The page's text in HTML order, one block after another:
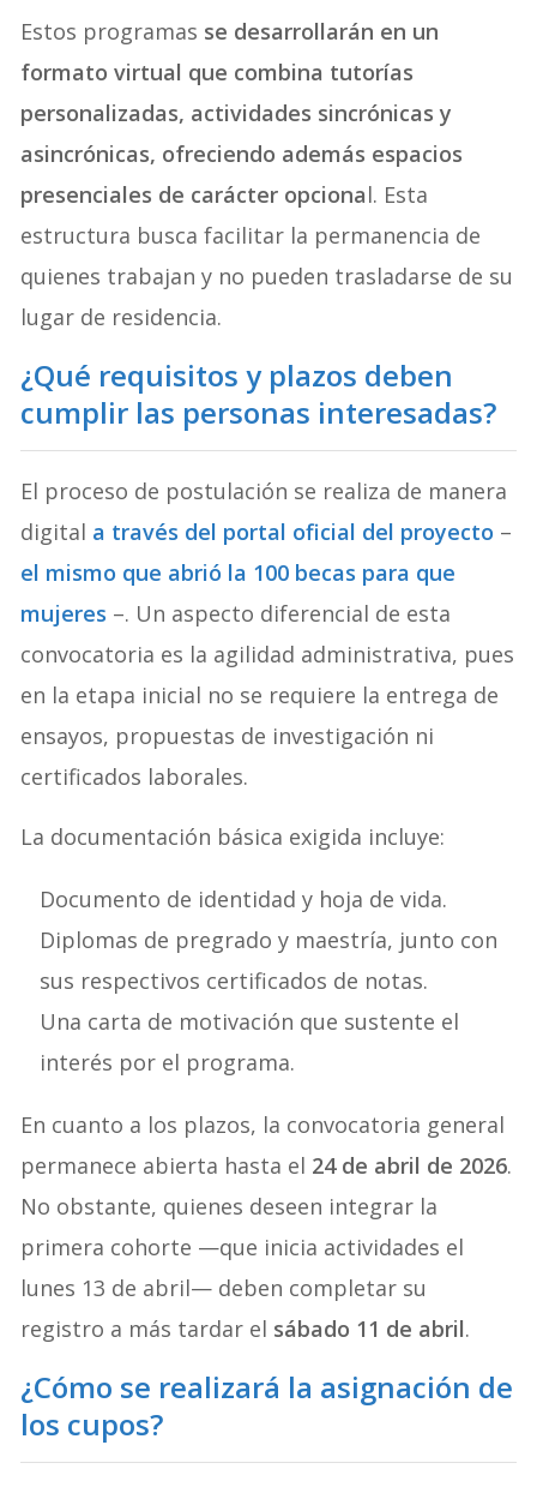
Estos programas se desarrollarán en un
formato virtual que combina tutorías
personalizadas, actividades sincrónicas y
asincrónicas, ofreciendo además espacios
presenciales de carácter opcional. Esta
estructura busca facilitar la permanencia de
quienes trabajan y no pueden trasladarse de su
lugar de residencia.
¿Qué requisitos y plazos deben
cumplir las personas interesadas?
El proceso de postulación se realiza de manera
digital a través del portal oficial del proyecto –
el mismo que abrió la 100 becas para que
mujeres –. Un aspecto diferencial de esta
convocatoria es la agilidad administrativa, pues
en la etapa inicial no se requiere la entrega de
ensayos, propuestas de investigación ni
certificados laborales.
La documentación básica exigida incluye:
Documento de identidad y hoja de vida.
Diplomas de pregrado y maestría, junto con
sus respectivos certificados de notas.
Una carta de motivación que sustente el
interés por el programa.
En cuanto a los plazos, la convocatoria general
permanece abierta hasta el 24 de abril de 2026.
No obstante, quienes deseen integrar la
primera cohorte —que inicia actividades el
lunes 13 de abril— deben completar su
registro a más tardar el sábado 11 de abril.
¿Cómo se realizará la asignación de
los cupos?